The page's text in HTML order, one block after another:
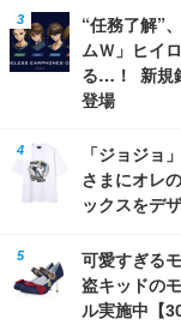
“任務了解”
ムＷ」ヒイ
る…！ 新規
登場
「ジョジョ
さまにオレ
ックスをデ
可愛すぎる
盗キッドの
ル実施中【